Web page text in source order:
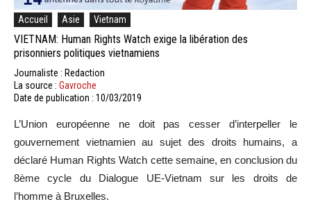
Accueil Asie Vietnam
VIETNAM: Human Rights Watch exige la libération des
prisonniers politiques vietnamiens
Journaliste : Redaction
La source : Gavroche
Date de publication : 10/03/2019
L’Union européenne ne doit pas cesser d’interpeller le
gouvernement vietnamien au sujet des droits humains, a
déclaré Human Rights Watch cette semaine, en conclusion du
8ème cycle du Dialogue UE-Vietnam sur les droits de
l’homme à Bruxelles.